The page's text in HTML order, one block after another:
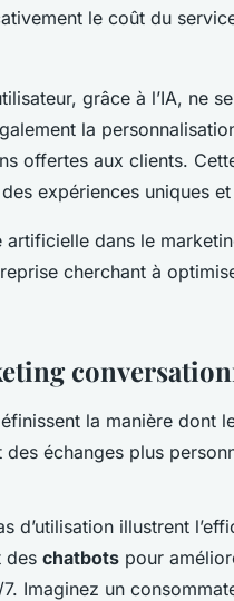
le coût du
grâce à l’IA, ne
la
offertes aux clients.
expériences uniques
artificielle dans le
cherchant à
la manière dont
échanges plus
d’utilisation illustrent
des chatbots pour
Imaginez un